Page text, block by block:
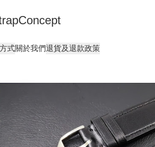
式關於我們退貨及退款政策